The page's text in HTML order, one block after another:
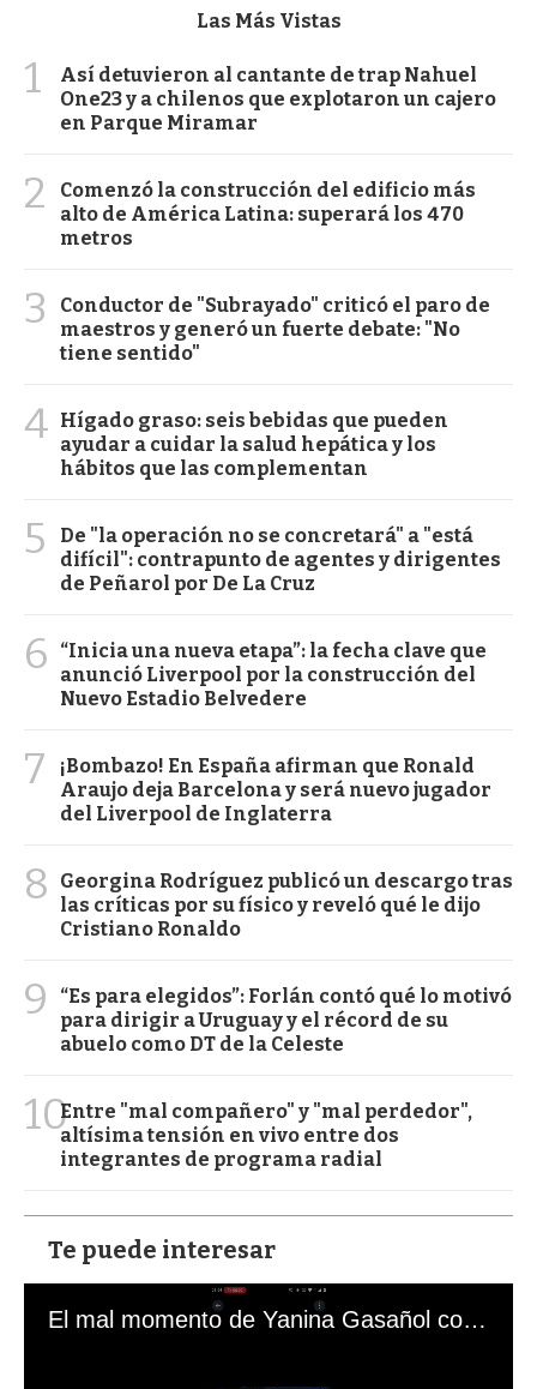
Las Más Vistas
1
Así detuvieron al cantante de trap Nahuel
One23 y a chilenos que explotaron un cajero
en Parque Miramar
2
Comenzó la construcción del edificio más
alto de América Latina: superará los 470
metros
3
Conductor de "Subrayado" criticó el paro de
maestros y generó un fuerte debate: "No
tiene sentido"
4 Hígado graso: seis bebidas que pueden
ayudar a cuidar la salud hepática y los
hábitos que las complementan
5
De "la operación no se concretará" a "está
difícil": contrapunto de agentes y dirigentes
de Peñarol por De La Cruz
6
“Inicia una nueva etapa”: la fecha clave que
anunció Liverpool por la construcción del
Nuevo Estadio Belvedere
7
¡Bombazo! En España afirman que Ronald
Araujo deja Barcelona y será nuevo jugador
del Liverpool de Inglaterra
8
Georgina Rodríguez publicó un descargo tras
las críticas por su físico y reveló qué le dijo
Cristiano Ronaldo
9
“Es para elegidos”: Forlán contó qué lo motivó
para dirigir a Uruguay y el récord de su
abuelo como DT de la Celeste
10Entre "mal compañero" y "mal perdedor",
altísima tensión en vivo entre dos
integrantes de programa radial
Te puede interesar
El mal momento de Yanina Gasañol con un hincha argentino en "Subrayado"